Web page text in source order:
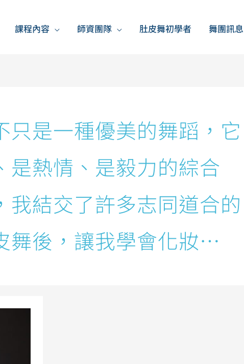
課程內容 師資團隊 肚皮舞初學者 舞團訊息
只是一種優美的舞蹈，它
是熱情、是毅力的綜合
我結交了許多志同道合的
舞後，讓我學會化妝…